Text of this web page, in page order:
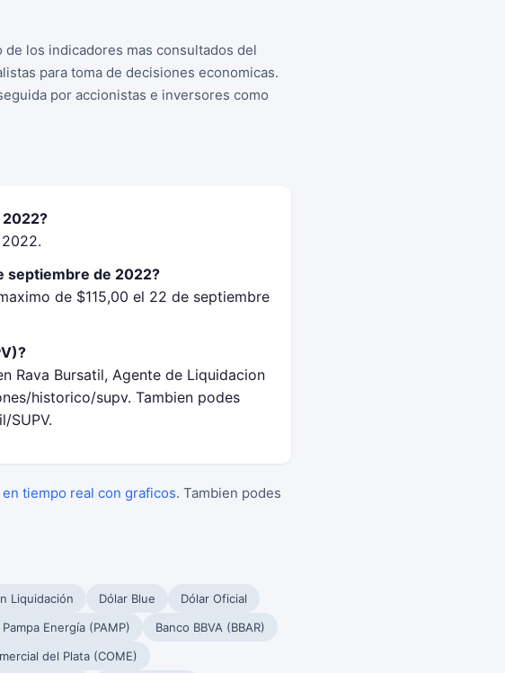
los indicadores mas consultados del
para toma de decisiones economicas.
por accionistas e inversores como
septiembre de 2022?
de $115,00 el 22 de septiembre
Rava Bursatil, Agente de Liquidacion
historico/supv. Tambien podes
SUPV.
tiempo real con graficos. Tambien podes
Liquidación Dólar Blue
Dólar Oficial
Pampa Energía (PAMP)
Banco BBVA (BBAR)
del Plata (COME)